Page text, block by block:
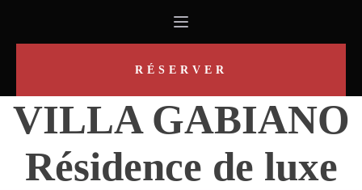
RÉSERVER
VILLA GABIANO
Résidence de luxe